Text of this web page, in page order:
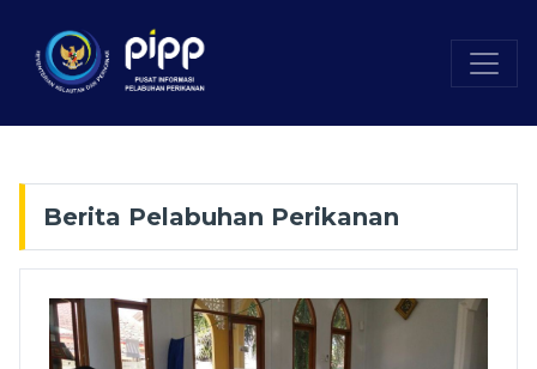
Berita Pelabuhan Perikanan